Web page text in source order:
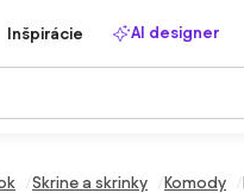
Inšpirácie AI designer
Skrine a skrinky Komody